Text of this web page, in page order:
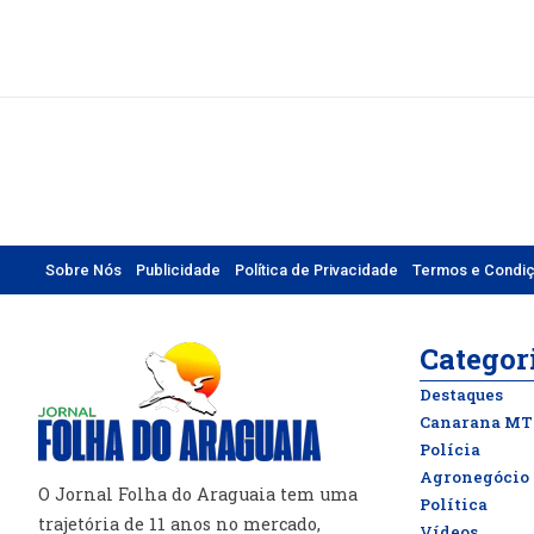
Sobre Nós Publicidade Política de Privacidade Termos e
O Jornal Folha do Araguaia tem uma
trajetória de 11 anos no mercado,
Destaques
Canarana MT
Polícia
Agronegócio
Política